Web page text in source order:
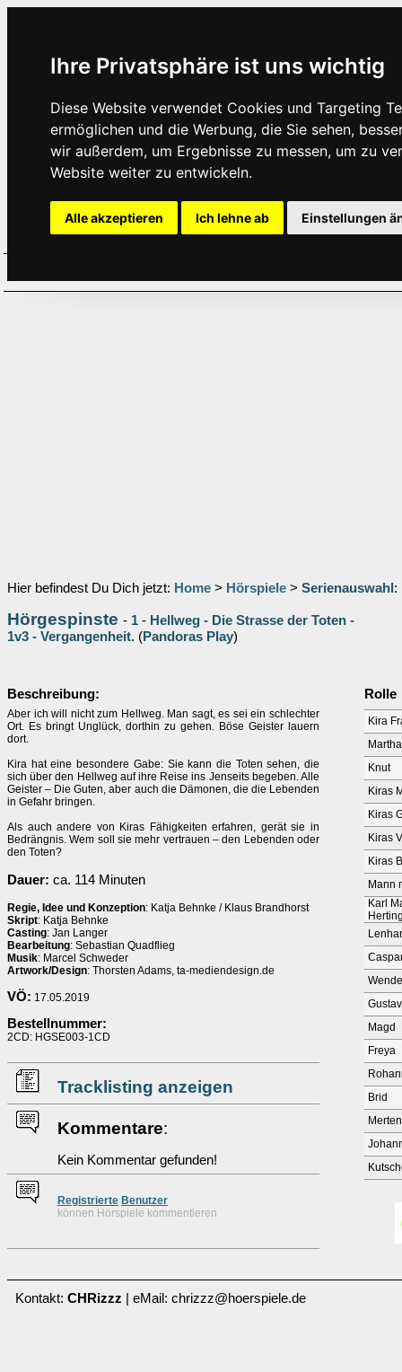
Ihre Privatsphäre ist uns wichtig
Diese Website verwendet Cookies und Targeting
ermöglichen und die Werbung, die Sie sehen,
wir außerdem, um Ergebnisse zu messen, um zu
Website weiter zu entwickeln.
Alle akzeptieren Ich lehne ab Einstellungen
Hier befindest Du Dich jetzt: Home > Hörspiele > Serienauswahl :
Hörgespinste - 1 - Hellweg - Die Strasse der Toten -
1v3 - Vergangenheit. (Pandoras Play)
Beschreibung:
Aber ich will nicht zum Hellweg. Man sagt, es sei ein schlechter
Ort. Es bringt Unglück, dorthin zu gehen. Böse Geister lauern
dort.
Kira hat eine besondere Gabe: Sie kann die Toten sehen, die
sich über den Hellweg auf ihre Reise ins Jenseits begeben. Alle
Geister – Die Guten, aber auch die Dämonen, die die Lebenden
in Gefahr bringen.
Als auch andere von Kiras Fähigkeiten erfahren, gerät sie in
Bedrängnis. Wem soll sie mehr vertrauen – den Lebenden oder
den Toten?
Dauer: ca. 114 Minuten
Regie, Idee und Konzeption: Katja Behnke / Klaus Brandhorst
Skript: Katja Behnke
Casting: Jan Langer
Bearbeitung: Sebastian Quadflieg
Musik: Marcel Schweder
Artwork/Design: Thorsten Adams, ta-mediendesign.de
VÖ: 17.05.2019
Bestellnummer:
2CD: HGSE003-1CD
Tracklisting anzeigen
Kommentare:
Kein Kommentar gefunden!
Registrierte Benutzer
können Hörspiele kommentieren
Rolle
Kira
Martha
Knut
Kiras
Kiras
Kiras
Kiras
Mann
Karl
Gustav
Magd
Freya
Brid
Merten
Kontakt: CHRizzz | eMail: chrizzz@hoerspiele.de